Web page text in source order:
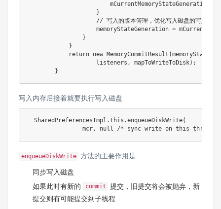
                        mCurrentMemoryStateGeneration
}
// 写入的版本管理，优化写入磁盘的写入次数
                    memoryStateGeneration
=
}
}
return new MemoryCommitResult (
                    listeners
, mapToWriteToDisk) ;
}
写入内存后接着就要执行写入磁盘
SharedPreferencesImpl .this .enqueueDiskWrite(
                mcr
, null /* sync write on this thread
enqueueDiskWrite 方法的主要作用是
同步写入磁盘
如果此时有新的
commit
提交，旧提交将会被抛弃，新
提交则有可能提交到子线程